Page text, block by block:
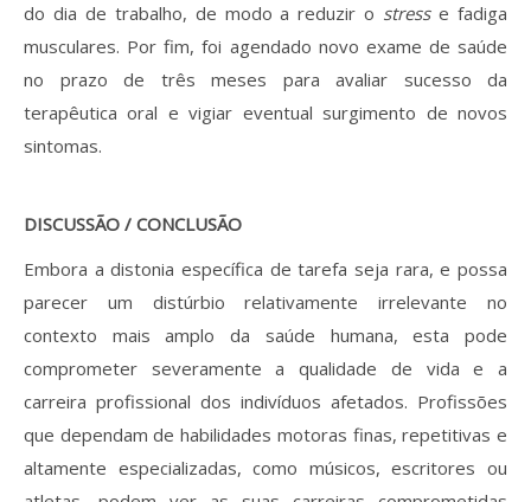
do dia de trabalho, de modo a reduzir o stresse fadiga
musculares. Por fim, foi agendado novo exame de saúde
no prazo de três meses para avaliar sucesso da
terapêutica oral e vigiar eventual surgimento de novos
sintomas.
DISCUSSÃO / CONCLUSÃO
Embora a distonia específica de tarefa seja rara, e possa
parecer um distúrbio relativamente irrelevante no
contexto mais amplo da saúde humana, esta pode
comprometer severamente a qualidade de vida e a
carreira profissional dos indivíduos afetados. Profissões
que dependam de habilidades motoras finas, repetitivas e
altamente especializadas, como músicos, escritores ou